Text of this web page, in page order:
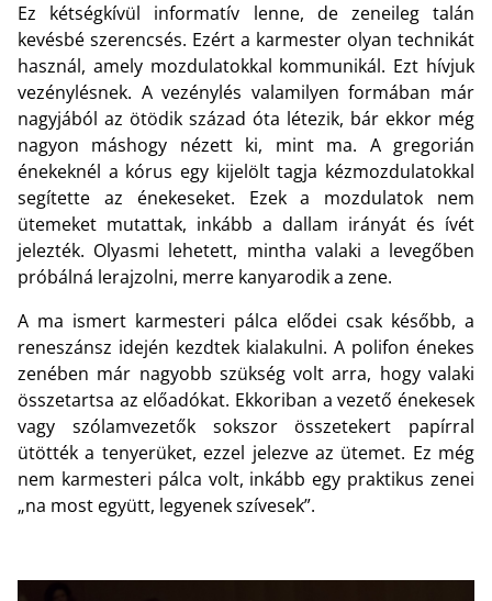
Ez kétségkívül informatív lenne, de zeneileg talán
kevésbé szerencsés. Ezért a karmester olyan technikát
használ, amely mozdulatokkal kommunikál. Ezt hívjuk
vezénylésnek. A vezénylés valamilyen formában már
nagyjából az ötödik század óta létezik, bár ekkor még
nagyon máshogy nézett ki, mint ma. A gregorián
énekeknél a kórus egy kijelölt tagja kézmozdulatokkal
segítette az énekeseket. Ezek a mozdulatok nem
ütemeket mutattak, inkább a dallam irányát és ívét
jelezték. Olyasmi lehetett, mintha valaki a levegőben
próbálná lerajzolni, merre kanyarodik a zene.
A ma ismert karmesteri pálca elődei csak később, a
reneszánsz idején kezdtek kialakulni. A polifon énekes
zenében már nagyobb szükség volt arra, hogy valaki
összetartsa az előadókat. Ekkoriban a vezető énekesek
vagy szólamvezetők sokszor összetekert papírral
ütötték a tenyerüket, ezzel jelezve az ütemet. Ez még
nem karmesteri pálca volt, inkább egy praktikus zenei
„na most együtt, legyenek szívesek”.